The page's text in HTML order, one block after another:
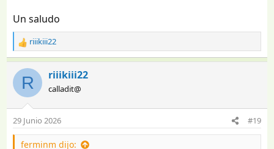
Un saludo
R
e
a
o
n
e
s
riiikiii22
R riiikiii22
calladit@
29 Junio 2026 #19
ferminm dijo: